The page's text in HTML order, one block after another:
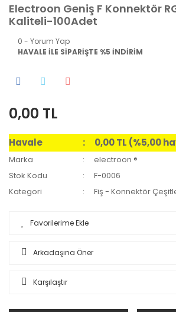
Electroon Geniş F Konnektör
Kaliteli-100Adet
0 - Yorum Yap
HAVALE İLE SİPARİŞTE %5 İNDİRİM
0,00 TL
Havale 0,00 TL (%5,00
Marka
electroon ®
Stok Kodu
F-0006
Kategori
Fiş - Konnektör
Arkadaşına Öner
Karşılaştır